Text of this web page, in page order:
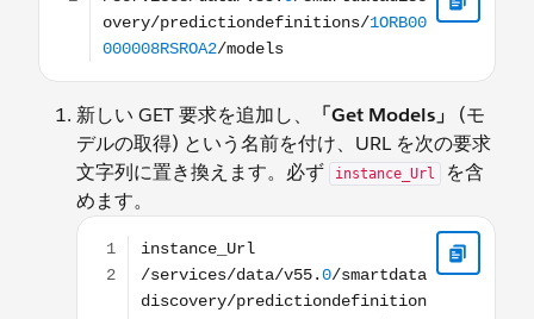
新しい GET 要求を追加し、 「Get Models」
(モ
デルの取得) という名前を付け、URL を次の要求
文字列に置き換えます。必ず
instance_Url
を含
めます。
instance_Url /services/data/v55.0/